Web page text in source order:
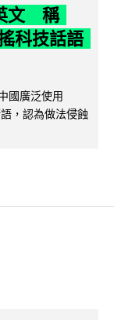
文 稱
科技話語
國廣泛使用
，認為做法侵蝕